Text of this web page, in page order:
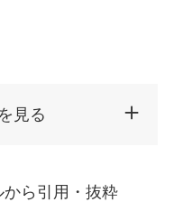
見る
ら引用・抜粋